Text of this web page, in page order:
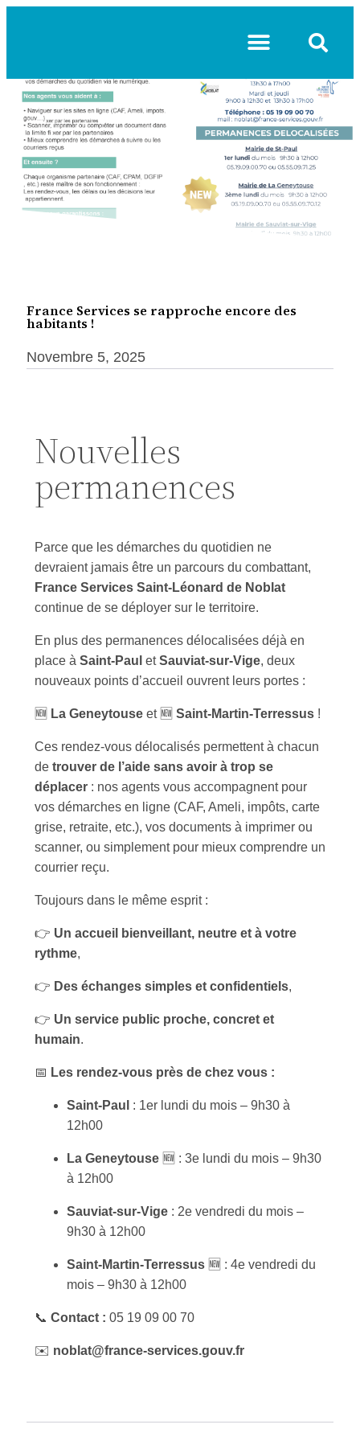
France Services se rapproche encore des
habitants !
Novembre 5, 2025
Nouvelles
permanences
Parce que les démarches du quotidien ne
devraient jamais être un parcours du combattant,
France Services Saint-Léonard de Noblat
continue de se déployer sur le territoire.
En plus des permanences délocalisées déjà en
place à Saint-Paul etSauviat-sur-Vige, deux
nouveaux points d’accueil ouvrent leurs portes :
🆕 La Geneytouse et 🆕 Saint-Martin-Terressus !
Ces rendez-vous délocalisés permettent à chacun
de trouver de l’aide sans avoir à trop se
déplacer : nos agents vous accompagnent pour
vos démarches en ligne (CAF, Ameli, impôts, carte
grise, retraite, etc.), vos documents à imprimer ou
scanner, ou simplement pour mieux comprendre un
courrier reçu.
Toujours dans le même esprit :
👉 Un accueil bienveillant, neutre et à votre
rythme,
👉 Des échanges simples et confidentiels,
👉 Un service public proche, concret et
humain.
📅 Les rendez-vous près de chez vous :
Saint-Paul : 1er lundi du mois – 9h30 à
12h00
La Geneytouse 🆕 : 3e lundi du mois – 9h30
à 12h00
Sauviat-sur-Vige : 2e vendredi du mois –
9h30 à 12h00
Saint-Martin-Terressus 🆕 : 4e vendredi du
mois – 9h30 à 12h00
📞 Contact : 05 19 09 00 70
✉️ noblat@france-services.gouv.fr